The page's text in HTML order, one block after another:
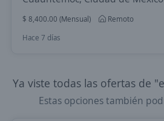
$ 8,400.00 (Mensual)
Remoto
Hace 7 días
Ya viste todas las ofertas de
Estas opciones también